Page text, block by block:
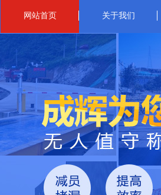
网站首页 关于我们